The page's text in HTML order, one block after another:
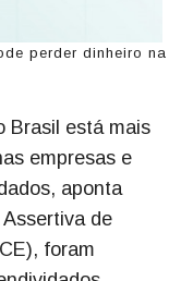
perder dinheiro na
Brasil está mais
empresas e
aponta
de
foram